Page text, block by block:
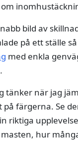
bild av
på ett ställe
med enkla
tänker när jag
på färgerna. Se
riktiga
hur